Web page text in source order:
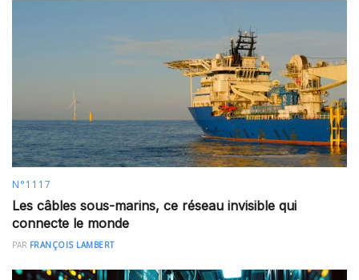
N°1117
Les câbles sous-marins, ce réseau invisible qui
connecte le monde
PAR FRANÇOIS LAMBERT